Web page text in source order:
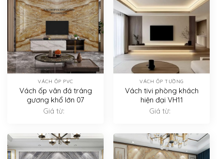
VÁCH ỐP PVC
Vách ốp vân đá tráng
gương khổ lớn 07
Giá từ:
VÁCH ỐP TƯỜNG
Vách tivi phòng khách
hiện đại VH11
Giá từ: